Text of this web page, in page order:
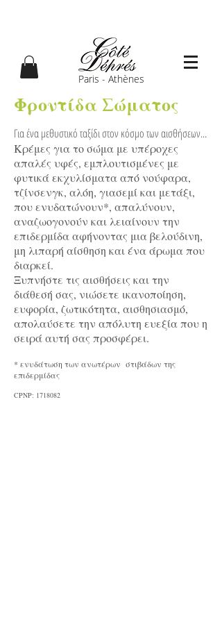
Paris - Athènes
Φροντίδα Σώματος
Για ένα μεθυστικό ταξίδι στον κόσμο των αισθήσεων...
Κρέμες για το σώμα με υπέροχες
απαλές υφές, εμπλουτισμένες με
φυτικά εκχυλίσματα από νούφαρα,
τζίνσενγκ, αλόη, γιασεμί και μετάξι,
που ενυδατώνουν*, απαλύνουν,
αναζωογονούν και λειαίνουν την
επιδερμίδα αφήνοντας μια βελούδινη,
μη λιπαρή αίσθηση και ένα άρωμα που
διαρκεί.
Ξυπνήστε τις αισθήσεις και την
διάθεσή σας, νιώσετε ικανοποίηση,
ευφορία, ζωτικότητα, αισθησιασμό,
απολαύσετε την απόλυτη ευεξία που η
σειρά αυτή σας προσφέρει.
* ενυδάτωση των ανωτέρων στιβάδων της
επιδερμίδας
CPNP: 1718082